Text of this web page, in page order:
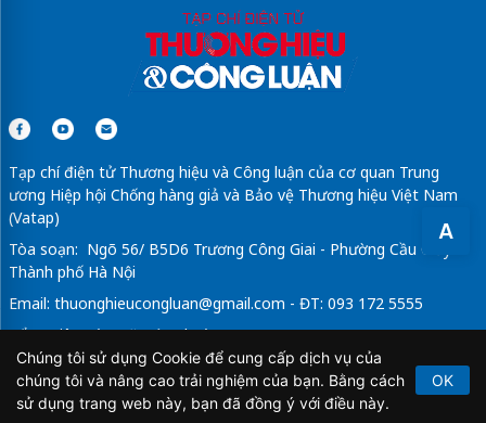
A
Tạp chí điện tử Thương hiệu và Công luận của cơ quan Trung
ương Hiệp hội Chống hàng giả và Bảo vệ Thương hiệu Việt Nam
(Vatap)
Tòa soạn: Ngõ 56/ B5D6 Trương Công Giai - Phường Cầu Giấy -
Thành phố Hà Nội
Email: thuonghieucongluan@gmail.com - ĐT: 093 172 5555
Tổng Biên Tập: Vũ Đức Thuận
Giấy phép hoạt động báo chí điện tử số 64/GP-BTTTT do Bộ
Thông tin và Truyền thông cấp ngày 21/2/2020.
Chúng tôi sử dụng Cookie để cung cấp dịch vụ của
chúng tôi và nâng cao trải nghiệm của bạn. Bằng cách
sử dụng trang web này, bạn đã đồng ý với điều này.
OK